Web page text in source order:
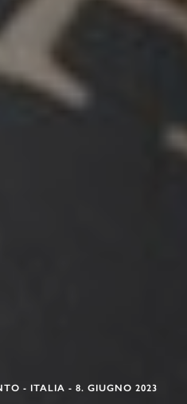
- ITALIA - 8. GIUGNO 2023